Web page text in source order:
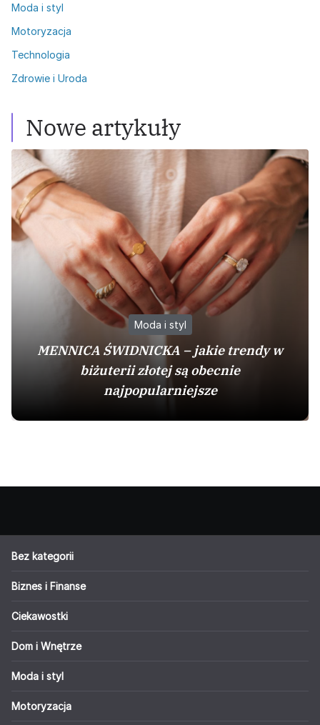
Moda i styl
Motoryzacja
Technologia
Zdrowie i Uroda
Nowe artykuły
Moda i styl
MENNICA ŚWIDNICKA – jakie trendy w
biżuterii złotej są obecnie
najpopularniejsze
Bez kategorii
Biznes i Finanse
Ciekawostki
Dom i Wnętrze
Moda i styl
Motoryzacja